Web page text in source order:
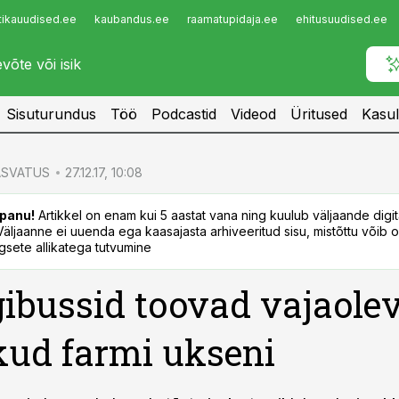
kaubandus.ee raamatupidaja.ee ehitusuudised.ee
Infopank
Sisuturundus Töö Podcastid Videod Üritused
27.12.17, 10:08
Artikkel on enam kui 5 aastat vana ning kuulub väljaande
ei uuenda ega kaasajasta arhiveeritud sisu, mistõttu võib
allikatega tutvumine
toovad
farmi ukseni